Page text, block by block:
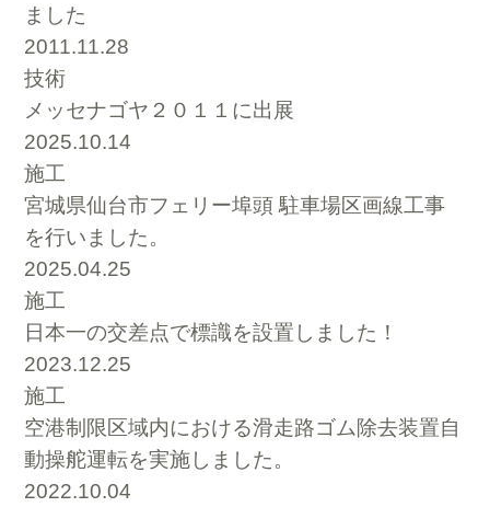
ました
2011.11.28
技術
メッセナゴヤ２０１１に出展
2025.10.14
施工
宮城県仙台市フェリー埠頭 駐車場区画線工事
を行いました。
2025.04.25
施工
日本一の交差点で標識を設置しました！
2023.12.25
施工
空港制限区域内における滑走路ゴム除去装置自
動操舵運転を実施しました。
2022.10.04